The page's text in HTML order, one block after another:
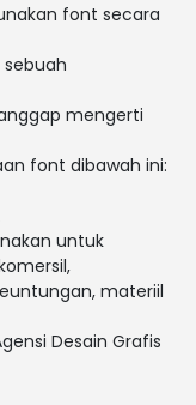
font secara
mengerti
font dibawah ini:
untuk
materiil
Desain Grafis